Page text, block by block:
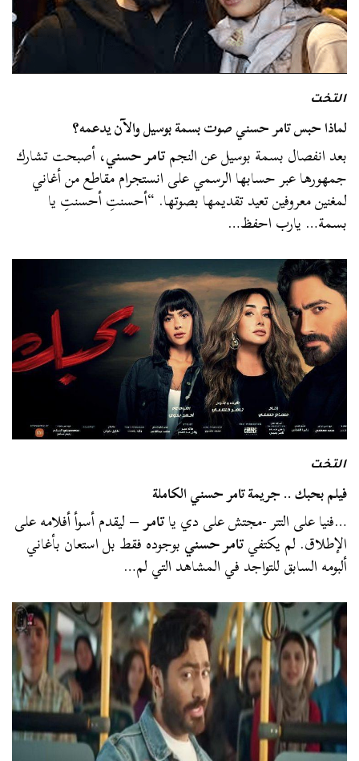
التخت
لماذا حبس تامر حسني صوت بسمة بوسيل والآن يدعمه؟
بعد انفصال بسمة بوسيل عن النجمتامر حسني، أصبحت تشارك
جمهورها عبر حسابها الرسمي على انستجرام مقاطع من أغاني
لمغنين معروفين تعيد تقديمها بصوتها. “أحسنتِ أحسنتِ يا
بسمة… يارب احفظ…
التخت
فيلم بحبك .. جريمة تامر حسني الكاملة
…فنيا على التتر -مجتش على دي ياتامر– ليقدم أسوأ أفلامه على
الإطلاق. لم يكتفيتامر حسنيبوجوده فقط بل استعان بأغاني
ألبومه السابق للتواجد في المشاهد التي لم…